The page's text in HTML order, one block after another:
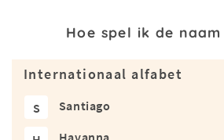
Hoe spel ik de
Internationaal alfabet
S Santiago
Havanna